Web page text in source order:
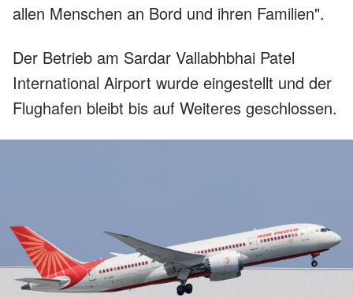
allen Menschen an Bord und ihren Familien".
Der Betrieb am Sardar Vallabhbhai Patel
International Airport wurde eingestellt und der
Flughafen bleibt bis auf Weiteres geschlossen.